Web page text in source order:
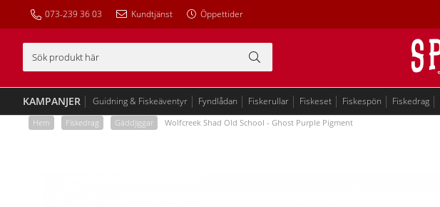
073-239 36 03 Kundtjänst Öppettider
Guidning & Fiskeäventyr Fyndlådan Fiskerullar Fiskeset Fiskespön Fiskedrag
KAMPANJER
Hem Fiskedrag Gäddjiggar Wolfcreek Shad Old School - Ghost Purple Pigment